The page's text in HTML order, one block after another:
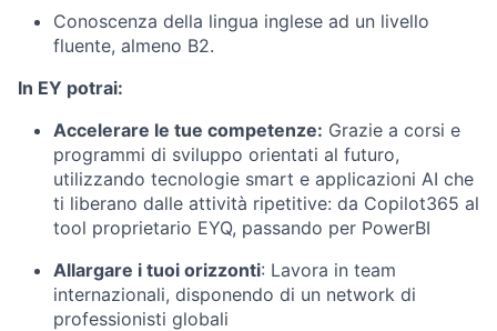
Conoscenza della lingua inglese ad un livello
fluente, almeno B2.
In EY potrai:
Accelerare le tue competenze: Grazie a corsi e
programmi di sviluppo orientati al futuro,
utilizzando tecnologie smart e applicazioni AI che
ti liberano dalle attività ripetitive: da Copilot365 al
tool proprietario EYQ, passando per PowerBI
Allargare i tuoi orizzonti: Lavora in team
internazionali, disponendo di un network di
professionisti globali